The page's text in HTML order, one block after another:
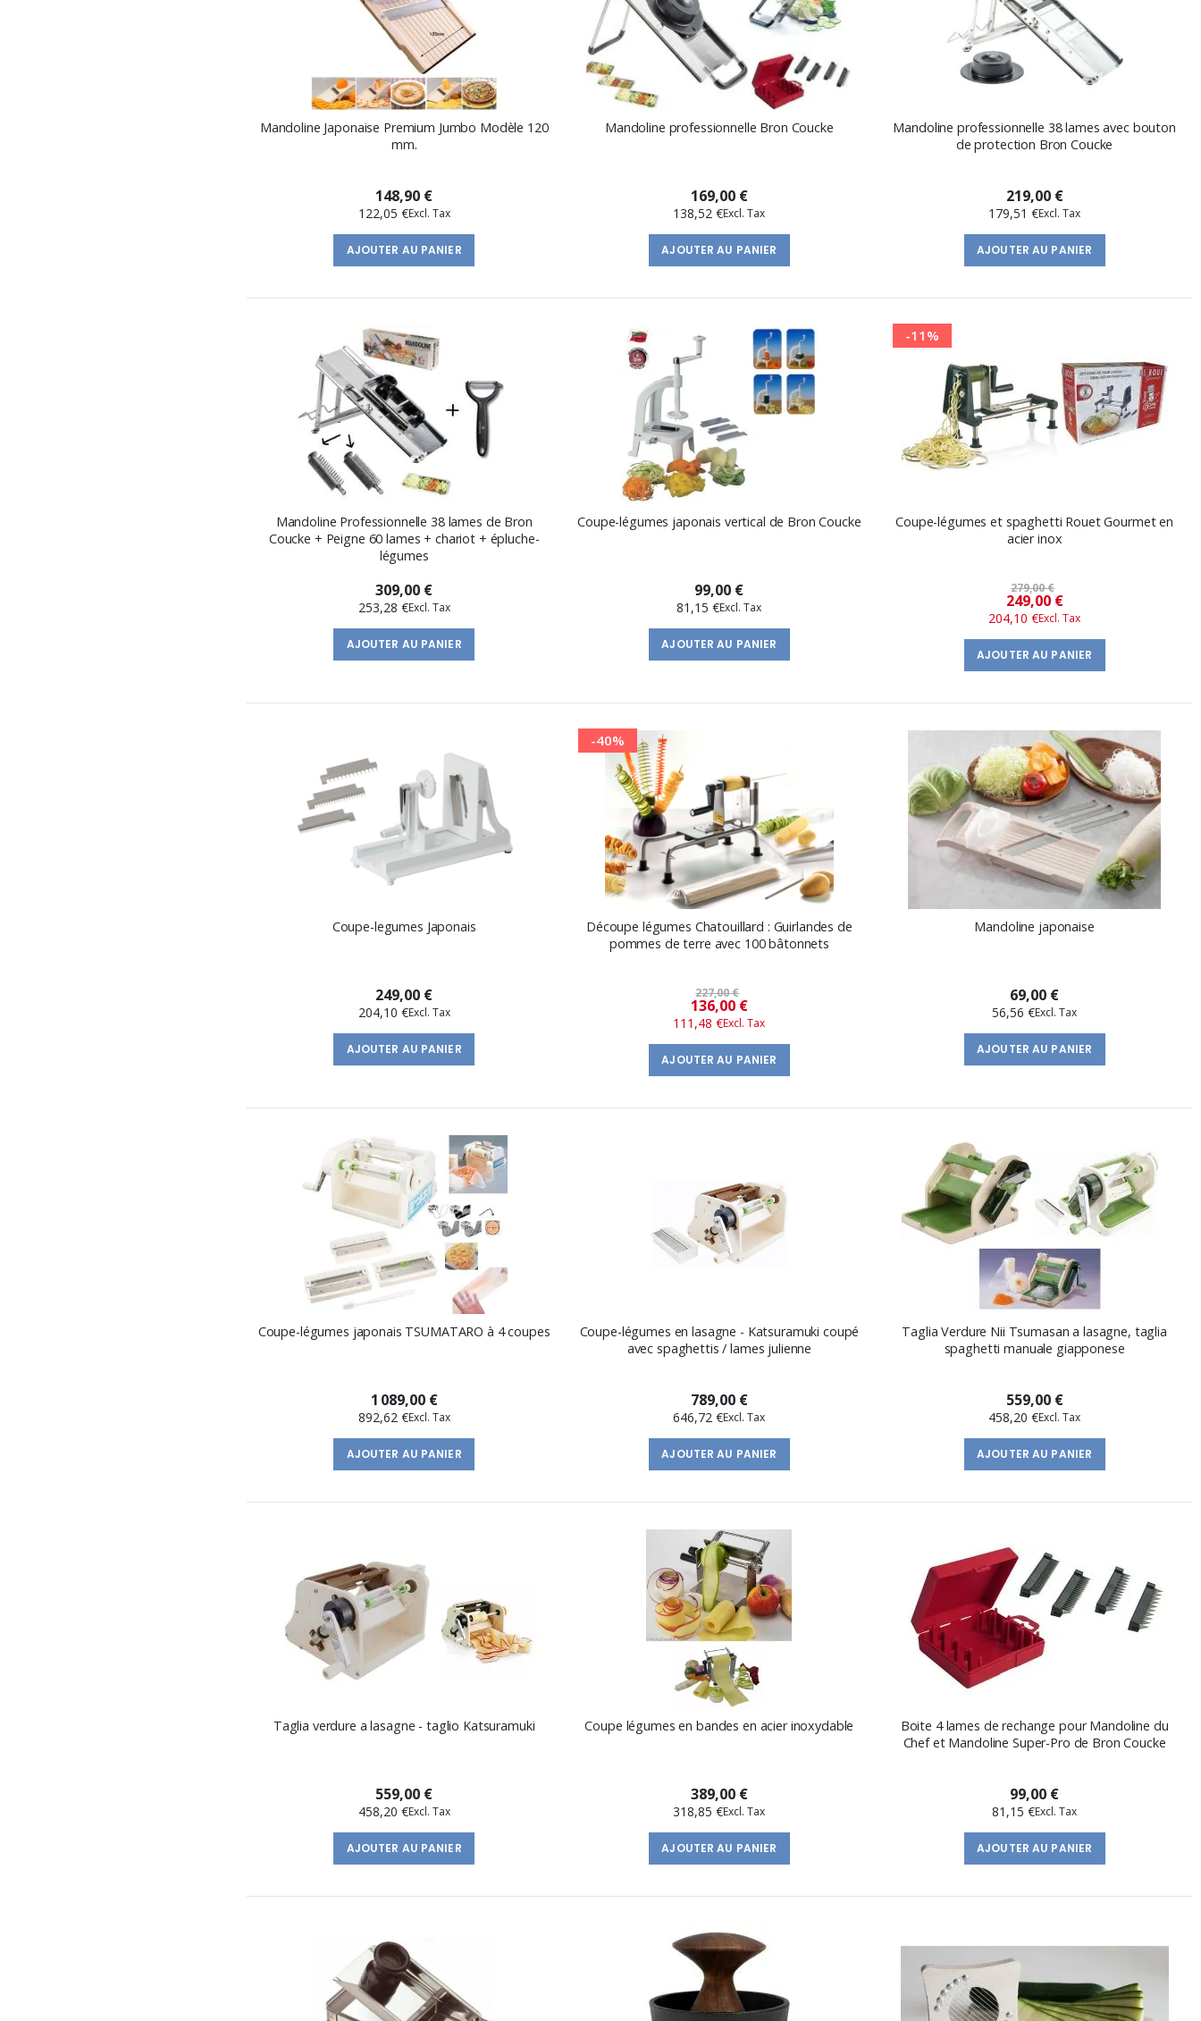
Mandoline Japonaise Premium Jumbo Modèle 120
mm.
148,90 €
122,05 €
AJOUTER AU PANIER
Mandoline professionnelle Bron Coucke
169,00 €
138,52 €
AJOUTER AU PANIER
Mandoline professionnelle 38 lames avec bouton
de protection Bron Coucke
219,00 €
179,51 €
AJOUTER AU PANIER
Mandoline Professionnelle 38 lames de Bron
Coucke + Peigne 60 lames + chariot + épluche-
légumes
309,00 €
253,28 €
AJOUTER AU PANIER
Coupe-légumes japonais vertical de Bron Coucke
99,00 €
81,15 €
AJOUTER AU PANIER
-11%
Coupe-légumes et spaghetti Rouet Gourmet en
acier inox
279,00 €
Prix
spécial
249,00 €
204,10 €
AJOUTER AU PANIER
Coupe-legumes Japonais
249,00 €
204,10 €
AJOUTER AU PANIER
-40%
Découpe légumes Chatouillard : Guirlandes de
pommes de terre avec 100 bâtonnets
227,00 €
Prix
spécial
136,00 €
111,48 €
AJOUTER AU PANIER
Mandoline japonaise
69,00 €
56,56 €
AJOUTER AU PANIER
Coupe-légumes japonais TSUMATARO à 4 coupes
1 089,00 €
892,62 €
AJOUTER AU PANIER
Coupe-légumes en lasagne - Katsuramuki coupé
avec spaghettis / lames julienne
789,00 €
646,72 €
AJOUTER AU PANIER
Taglia Verdure Nii Tsumasan a lasagne, taglia
spaghetti manuale giapponese
559,00 €
458,20 €
AJOUTER AU PANIER
Taglia verdure a lasagne - taglio Katsuramuki
559,00 €
458,20 €
AJOUTER AU PANIER
Coupe légumes en bandes en acier inoxydable
389,00 €
318,85 €
AJOUTER AU PANIER
Boite 4 lames de rechange pour Mandoline du
Chef et Mandoline Super-Pro de Bron Coucke
99,00 €
81,15 €
AJOUTER AU PANIER